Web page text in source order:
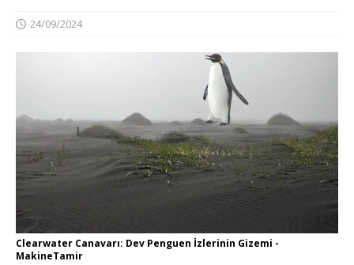
24/09/2024
Clearwater Canavarı: Dev Penguen İzlerinin Gizemi -
MakineTamir